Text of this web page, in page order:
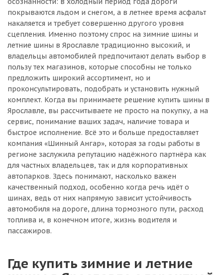
покрываются льдом и снегом, а в летнее время асфальт
накаляется и требует совершенно другого уровня
сцепления. Именно поэтому спрос на зимние шины и
летние шины в Ярославле традиционно высокий, и
владельцы автомобилей предпочитают делать выбор в
пользу тех магазинов, которые способны не только
предложить широкий ассортимент, но и
проконсультировать, подобрать и установить нужный
комплект. Когда вы принимаете решение купить шины в
Ярославле, вы рассчитываете не просто на покупку, а на
сервис, понимание ваших задач, наличие товара и
быстрое исполнение. Всё это и больше предоставляет
компания «Шинный Ангар», которая за годы работы в
регионе заслужила репутацию надёжного партнёра как
для частных владельцев, так и для корпоративных
автопарков. Здесь понимают, насколько важен
качественный подход, особенно когда речь идёт о
шинах, ведь от них напрямую зависит устойчивость
автомобиля на дороге, длина тормозного пути, расход
топлива и, в конечном итоге, жизнь водителя и
пассажиров.
Где купить зимние и летние